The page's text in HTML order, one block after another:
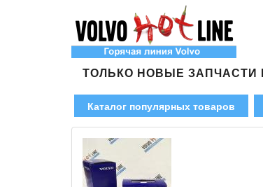
ТОЛЬКО НОВЫЕ ЗАПЧАСТИ
Каталог популярных товаров